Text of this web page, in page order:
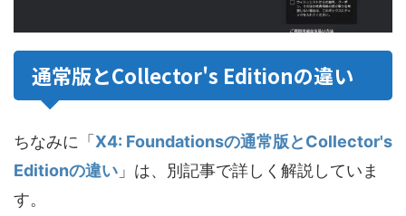
通常版とCollector's Editionの違い
ちなみに「X4: Foundationsの通常版とCollector's
Editionの違い 」は、別記事で詳しく解説していま
す。